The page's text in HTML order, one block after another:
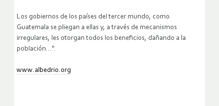
Los gobiernos de los países del tercer mundo, como
Guatemala se pliegan a ellas y, a través de mecanismos
irregulares, les otorgan todos los beneficios, dañando a la
población…".
www.albedrio.org